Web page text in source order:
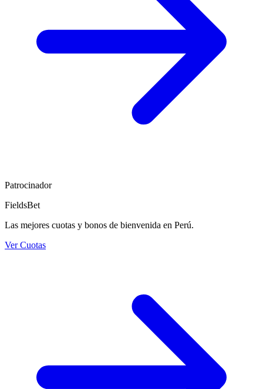
Patrocinador
FieldsBet
Las mejores cuotas y bonos de bienvenida en Perú.
Ver Cuotas